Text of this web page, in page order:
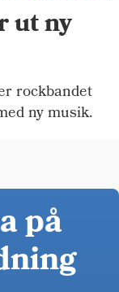
ut ny
rockbandet
ny musik.
på